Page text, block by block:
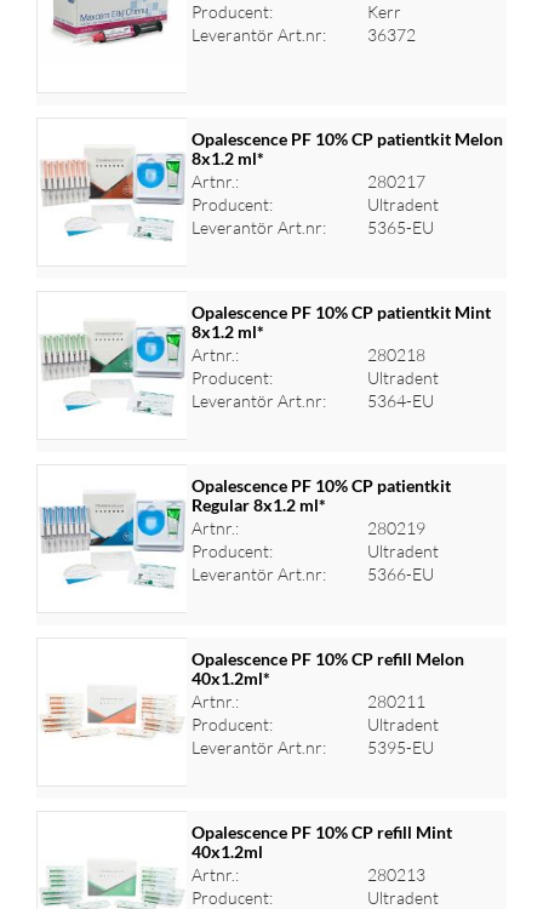
Logga in för priser
Producent:
Kerr
Leverantör Art.nr:
36372
Logga in för priser
Opalescence PF 10% CP patientkit Melon
8x1.2 ml*
Artnr.:
280217
Producent:
Ultradent
Leverantör Art.nr:
5365-EU
Logga in för priser
Opalescence PF 10% CP patientkit Mint
8x1.2 ml*
Artnr.:
280218
Producent:
Ultradent
Leverantör Art.nr:
5364-EU
Logga in för priser
Opalescence PF 10% CP patientkit
Regular 8x1.2 ml*
Artnr.:
280219
Producent:
Ultradent
Leverantör Art.nr:
5366-EU
Logga in för priser
Opalescence PF 10% CP refill Melon
40x1.2ml*
Artnr.:
280211
Producent:
Ultradent
Leverantör Art.nr:
5395-EU
Logga in för priser
Opalescence PF 10% CP refill Mint
40x1.2ml
Artnr.:
280213
Producent:
Ultradent